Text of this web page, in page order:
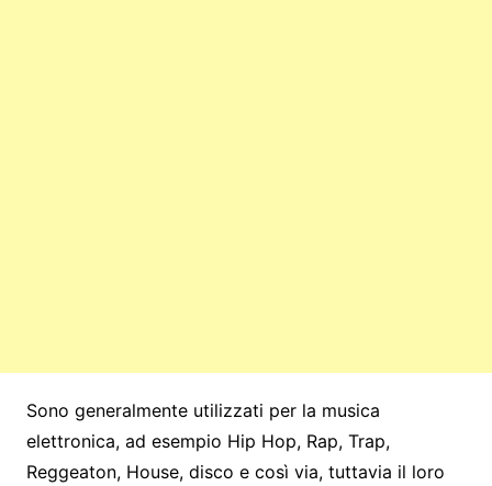
Sono generalmente utilizzati per la musica
elettronica, ad esempio Hip Hop, Rap, Trap,
Reggeaton, House, disco e così via, tuttavia il loro